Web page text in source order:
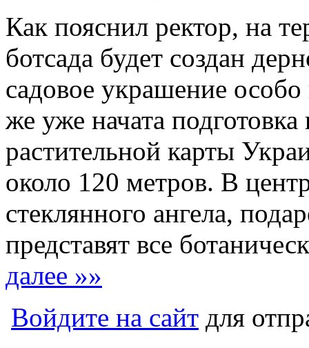
Как пояснил ректор, на
ботсада будет создан
садовое украшение
же уже начата
растительной карты
около 120 метров. В
стеклянного ангела,
представят все
далее »»
Войдите на сайт для